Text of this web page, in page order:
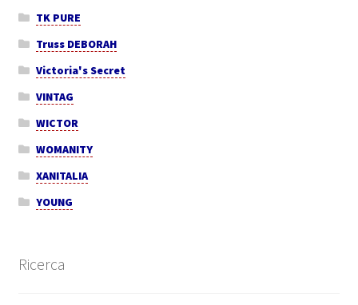
TK PURE
Truss DEBORAH
Victoria's Secret
VINTAG
WICTOR
WOMANITY
XANITALIA
YOUNG
Ricerca